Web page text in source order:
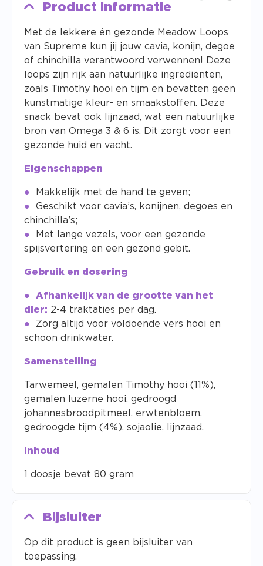
Product informatie
Met de lekkere én gezonde Meadow Loops
van Supreme kun jij jouw cavia, konijn, degoe
of chinchilla verantwoord verwennen! Deze
loops zijn rijk aan natuurlijke ingrediënten,
zoals Timothy hooi en tijm en bevatten geen
kunstmatige kleur- en smaakstoffen. Deze
snack bevat ook lijnzaad, wat een natuurlijke
bron van Omega 3 & 6 is. Dit zorgt voor een
gezonde huid en vacht.
Eigenschappen
Makkelijk met de hand te geven;
Geschikt voor cavia’s, konijnen, degoes en
chinchilla’s;
Met lange vezels, voor een gezonde
spijsvertering en een gezond gebit.
Gebruik en dosering
Afhankelijk van de grootte van het
dier: 2-4 traktaties per dag.
Zorg altijd voor voldoende vers hooi en
schoon drinkwater.
Samenstelling
Tarwemeel, gemalen Timothy hooi (11%),
gemalen luzerne hooi, gedroogd
johannesbroodpitmeel, erwtenbloem,
gedroogde tijm (4%), sojaolie, lijnzaad.
Inhoud
1 doosje bevat 80 gram
Bijsluiter
Op dit product is geen bijsluiter van
toepassing.